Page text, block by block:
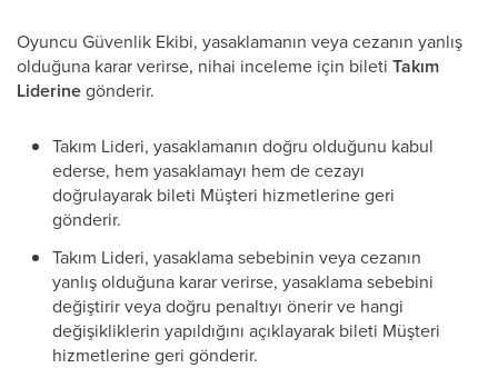
Oyuncu Güvenlik Ekibi, yasaklamanın veya cezanın yanlış
olduğuna karar verirse, nihai inceleme için bileti Takım
Liderinegönderir.
Takım Lideri, yasaklamanın doğru olduğunu kabul
ederse, hem yasaklamayı hem de cezayı
doğrulayarak bileti Müşteri hizmetlerine geri
gönderir.
Takım Lideri, yasaklama sebebinin veya cezanın
yanlış olduğuna karar verirse, yasaklama sebebini
değiştirir veya doğru penaltıyı önerir ve hangi
değişikliklerin yapıldığını açıklayarak bileti Müşteri
hizmetlerine geri gönderir.